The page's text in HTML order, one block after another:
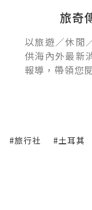
旅奇
以旅遊／休閒
供海內外最新
報導，帶領您
#旅行社 #土耳其